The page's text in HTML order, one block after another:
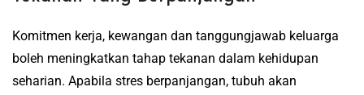
Komitmen kerja, kewangan dan tanggungjawab keluarga
boleh meningkatkan tahap tekanan dalam kehidupan
seharian. Apabila stres berpanjangan, tubuh akan